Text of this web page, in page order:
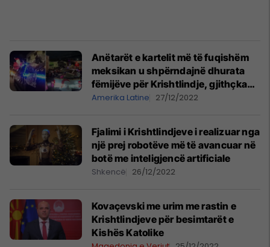
Anëtarët e kartelit më të fuqishëm
meksikan u shpërndajnë dhurata
fëmijëve për Krishtlindje, gjithçka
ndodhë pak metra larg stacionit të
Amerika Latine 27/12/2022
Fjalimi i Krishtlindjeve i realizuar nga
një prej robotëve më të avancuar në
botë me inteligjencë artificiale
Shkencë 26/12/2022
Kovaçevski me urim me rastin e
Krishtlindjeve për besimtarët e
Kishës Katolike